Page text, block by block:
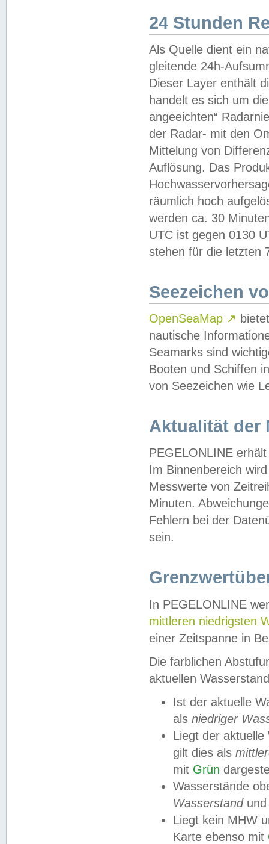
24 Stunden
Als Quelle dient ein
gleitende 24h-
Dieser Layer enthält
handelt es sich um
angeeichten“
der Radar- mit den
Mittelung von
Auflösung. Das
räumlich hoch
werden ca. 30
UTC ist gegen 0130
stehen für die letzten
Seezeichen
OpenSeaMap ↗
nautische
Seamarks sind
Booten und Schiffen
von Seezeichen wie
Aktualität der
PEGELONLINE
Im Binnenbereich
Messwerte von
Minuten.
Fehlern bei der
sein.
In PEGELONLINE
mittleren niedrigsten
einer Zeitspanne in
Die farblichen
aktuellen
Ist der aktuelle
als niedriger
Liegt der
gilt dies als
mit Grün
Wasserstände
Wasserstandund
Liegt kein MHW
Karte ebenso mit